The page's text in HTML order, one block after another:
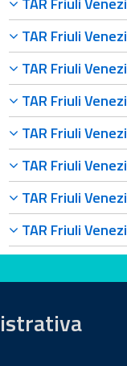
TAR Friuli
TAR Friuli
TAR Friuli
TAR Friuli
TAR Friuli
TAR Friuli
TAR Friuli